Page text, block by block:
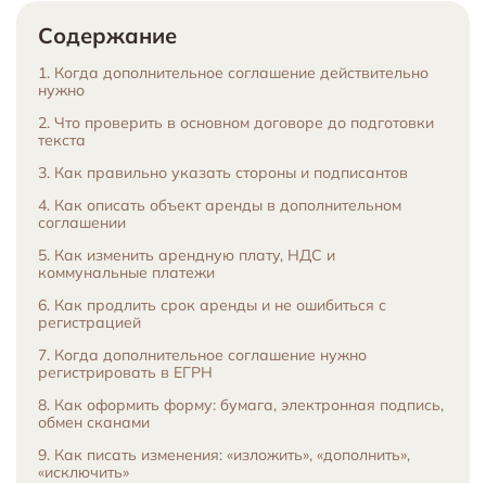
Содержание
1. Когда дополнительное соглашение действительно
нужно
2. Что проверить в основном договоре до подготовки
текста
3. Как правильно указать стороны и подписантов
4. Как описать объект аренды в дополнительном
соглашении
5. Как изменить арендную плату, НДС и
коммунальные платежи
6. Как продлить срок аренды и не ошибиться с
регистрацией
7. Когда дополнительное соглашение нужно
регистрировать в ЕГРН
8. Как оформить форму: бумага, электронная подпись,
обмен сканами
9. Как писать изменения: «изложить», «дополнить»,
«исключить»